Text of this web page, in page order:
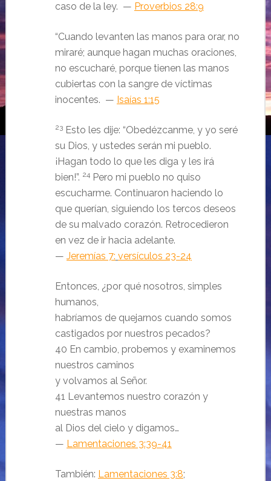
caso de la ley. — Proverbios 28:9
“Cuando levanten las manos para orar, no
miraré; aunque hagan muchas oraciones,
no escucharé, porque tienen las manos
cubiertas con la sangre de víctimas
inocentes. — Isaías 1:15
23Esto les dije: “Obedézcanme, y yo seré
su Dios, y ustedes serán mi pueblo.
¡Hagan todo lo que les diga y les irá
bien!”. 24Pero mi pueblo no quiso
escucharme. Continuaron haciendo lo
que querían, siguiendo los tercos deseos
de su malvado corazón. Retrocedieron
en vez de ir hacia adelante.
— Jeremías 7: versículos 23-24
Entonces, ¿por qué nosotros, simples
humanos,
habríamos de quejarnos cuando somos
castigados por nuestros pecados?
40 En cambio, probemos y examinemos
nuestros caminos
y volvamos al Señor.
41 Levantemos nuestro corazón y
nuestras manos
al Dios del cielo y digamos…
— Lamentaciones 3:39-41
También: Lamentaciones 3:8;